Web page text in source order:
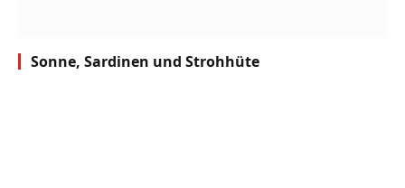
Sonne, Sardinen und Strohhüte